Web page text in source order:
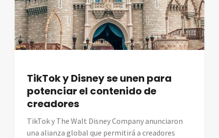
TikTok y Disney se unen para
potenciar el contenido de
creadores
TikTok y The Walt Disney Company anunciaron
una alianza global que permitirá a creadores